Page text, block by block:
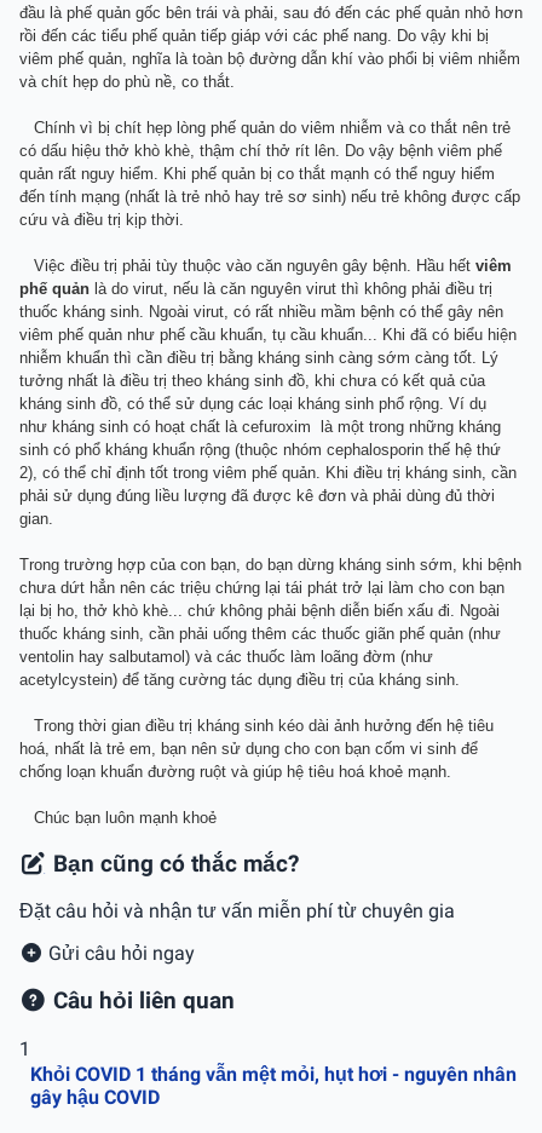
đầu là phế quản gốc bên trái và phải, sau đó đến các phế quản nhỏ hơn
rồi đến các tiểu phế quản tiếp giáp với các phế nang. Do vậy khi bị
viêm phế quản, nghĩa là toàn bộ đường dẫn khí vào phổi bị viêm nhiễm
và chít hẹp do phù nề, co thắt.
Chính vì bị chít hẹp lòng phế quản do viêm nhiễm và co thắt nên trẻ
có dấu hiệu thở khò khè, thậm chí thở rít lên. Do vậy bệnh viêm phế
quản rất nguy hiểm. Khi phế quản bị co thắt mạnh có thể nguy hiểm
đến tính mạng (nhất là trẻ nhỏ hay trẻ sơ sinh) nếu trẻ không được cấp
cứu và điều trị kịp thời.
Việc điều trị phải tùy thuộc vào căn nguyên gây bệnh. Hầu hết viêm
phế quản là do virut, nếu là căn nguyên virut thì không phải điều trị
thuốc kháng sinh. Ngoài virut, có rất nhiều mầm bệnh có thể gây nên
viêm phế quản như phế cầu khuẩn, tụ cầu khuẩn... Khi đã có biểu hiện
nhiễm khuẩn thì cần điều trị bằng kháng sinh càng sớm càng tốt. Lý
tưởng nhất là điều trị theo kháng sinh đồ, khi chưa có kết quả của
kháng sinh đồ, có thể sử dụng các loại kháng sinh phổ rộng. Ví dụ
như kháng sinh có hoạt chất là cefuroxim là một trong những kháng
sinh có phổ kháng khuẩn rộng (thuộc nhóm cephalosporin thế hệ thứ
2), có thể chỉ định tốt trong viêm phế quản. Khi điều trị kháng sinh, cần
phải sử dụng đúng liều lượng đã được kê đơn và phải dùng đủ thời
gian.
Trong trường hợp của con bạn, do bạn dừng kháng sinh sớm, khi bệnh
chưa dứt hẳn nên các triệu chứng lại tái phát trở lại làm cho con bạn
lại bị ho, thở khò khè... chứ không phải bệnh diễn biến xấu đi. Ngoài
thuốc kháng sinh, cần phải uống thêm các thuốc giãn phế quản (như
ventolin hay salbutamol) và các thuốc làm loãng đờm (như
acetylcystein) để tăng cường tác dụng điều trị của kháng sinh.
Trong thời gian điều trị kháng sinh kéo dài ảnh hưởng đến hệ tiêu
hoá, nhất là trẻ em, bạn nên sử dụng cho con bạn cốm vi sinh để
chống loạn khuẩn đường ruột và giúp hệ tiêu hoá khoẻ mạnh.
Chúc bạn luôn mạnh khoẻ
Bạn cũng có thắc mắc?
Đặt câu hỏi và nhận tư vấn miễn phí từ chuyên gia
Gửi câu hỏi ngay
Câu hỏi liên quan
1
Khỏi COVID 1 tháng vẫn mệt mỏi, hụt hơi - nguyên nhân
gây hậu COVID